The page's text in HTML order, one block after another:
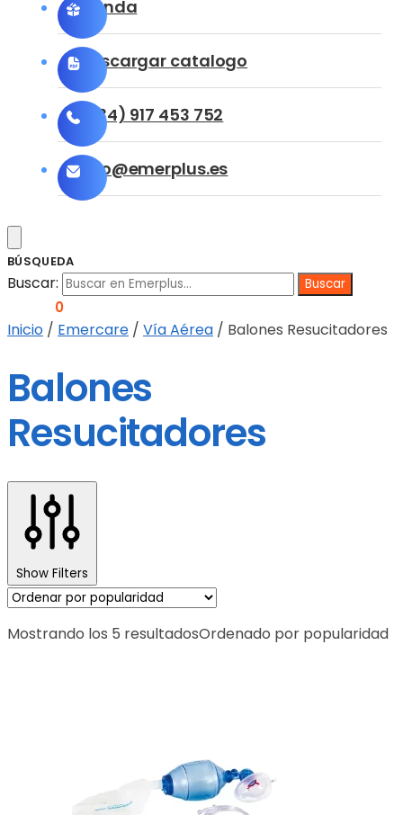
Tienda
Descargar catalogo
(+34) 917 453 752
info@emerplus.es
BÚSQUEDA
Buscar:
0
Inicio / Emercare / Vía Aérea / Balones Resucitadores
Balones
Resucitadores
Show Filters
Mostrando los 5 resultadosOrdenado por popularidad